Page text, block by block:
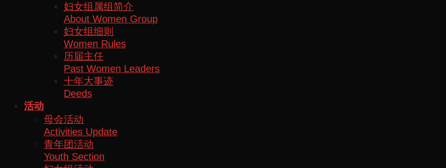
妇女组属组简介
About Women Group
妇女组细则
Women Rules
历届主任
Past Women Leaders
十年大事迹
Deeds
活动
母会活动
Activities Update
青年团活动
Youth Section